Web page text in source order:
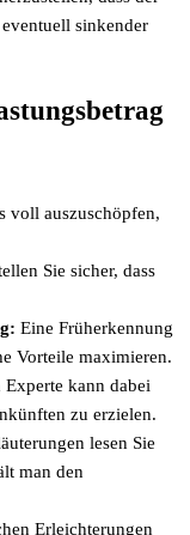
sinkender
voll auszuschöpfen,
Sie sicher, dass
Eine Früherkennung
Vorteile maximieren.
Experte kann dabei
zu erzielen.
lesen Sie
man den
Erleichterungen